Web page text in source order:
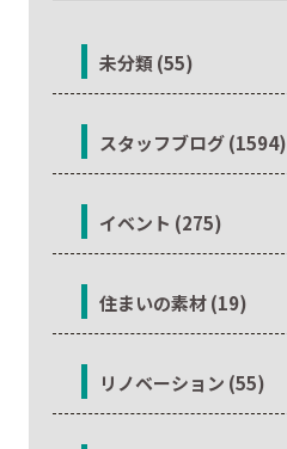
未分類 (55)
スタッフブログ (1594)
イベント (275)
住まいの素材 (19)
リノベーション (55)